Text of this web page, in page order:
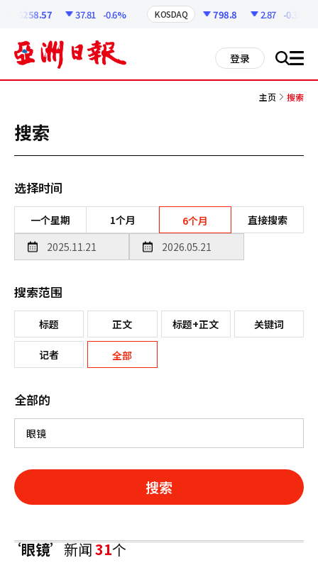
6258.57 37.81 -0.6% KOSDAQ 798.8 2.87 -0.36%
登录 搜 all
主页 搜索
搜索
选择时间
一个星期 1个月 6个月 直接搜索
搜索范围
标题 正文 标题+正文 关键词
记者 全部
全部的
搜索
‘眼镜’新闻31个